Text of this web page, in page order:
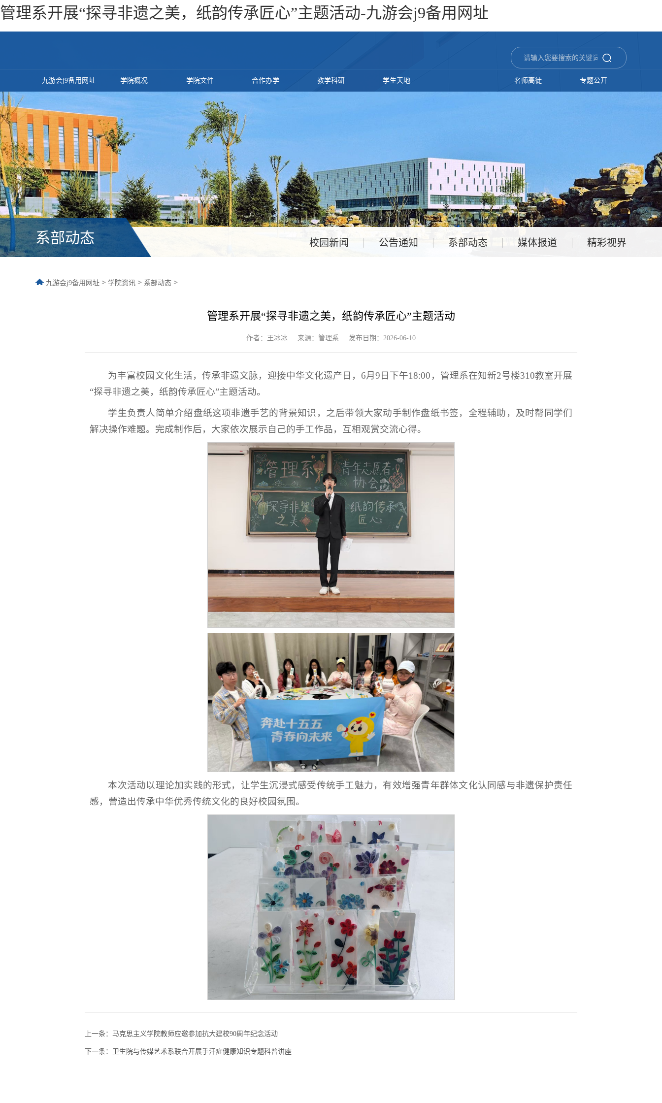
管理系开展“探寻非遗之美，纸韵传承匠心”主题活动-九游会j9备用网址
九游会j9备用网址 学院概况 学院文件 合作办学 教学科研 学生天地 名师高徒 专题公开
系部动态 校园新闻 公告通知 系部动态 媒体报道 精彩视界
九游会j9备用网址 > 学院资讯 > 系部动态 >
管理系开展“探寻非遗之美，纸韵传承匠心”主题活动
作者：王冰冰 来源：管理系 发布日期：2026-06-10
为丰富校园文化生活，传承非遗文脉，迎接中华文化遗产日，6月9日下午18:00，管理系在知新2号楼310教室开展
“探寻非遗之美，纸韵传承匠心”主题活动。
学生负责人简单介绍盘纸这项非遗手艺的背景知识，之后带领大家动手制作盘纸书签，全程辅助，及时帮同学们
解决操作难题。完成制作后，大家依次展示自己的手工作品，互相观赏交流心得。
本次活动以理论加实践的形式，让学生沉浸式感受传统手工魅力，有效增强青年群体文化认同感与非遗保护责任
感，营造出传承中华优秀传统文化的良好校园氛围。
上一条： 马克思主义学院教师应邀参加抗大建校90周年纪念活动
下一条： 卫生院与传媒艺术系联合开展手汗症健康知识专题科普讲座